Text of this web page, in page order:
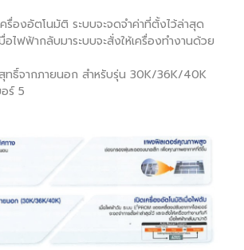
อัตโนมัติ ระบบจะจดจำค่าที่ตั้งไว้ล่าสุด
ไฟฟ้ากลับมาระบบจะสั่งให้เครื่องทำงานด้วย
สุทธิ์จากภายนอก สำหรับรุ่น 30K/36K/40K
ร์ 5